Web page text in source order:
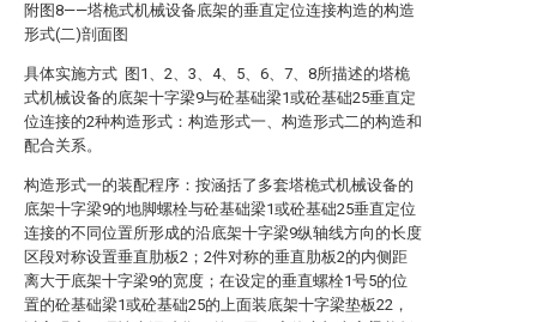
附图8——塔桅式机械设备底架的垂直定位连接构造的构造
形式(二)剖面图
具体实施方式 图1、2、3、4、5、6、7、8所描述的塔桅
式机械设备的底架十字梁9与砼基础梁1或砼基础25垂直定
位连接的2种构造形式：构造形式一、构造形式二的构造和
配合关系。
构造形式一的装配程序：按涵括了多套塔桅式机械设备的
底架十字梁9的地脚螺栓与砼基础梁1或砼基础25垂直定位
连接的不同位置所形成的沿底架十字梁9纵轴线方向的长度
区段对称设置垂直肋板2；2件对称的垂直肋板2的内侧距
离大于底架十字梁9的宽度；在设定的垂直螺栓1号5的位
置的砼基础梁1或砼基础25的上面装底架十字梁垫板22，